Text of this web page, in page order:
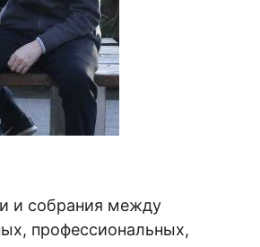
и собрания между
профессиональных,